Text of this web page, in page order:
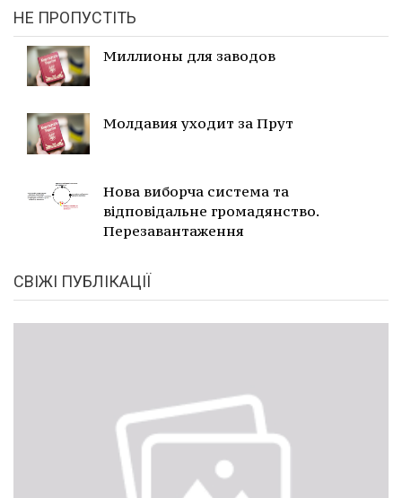
НЕ ПРОПУСТІТЬ
Миллионы для заводов
Молдавия уходит за Прут
Нова виборча система та
відповідальне громадянство.
Перезавантаження
СВІЖІ ПУБЛІКАЦІЇ